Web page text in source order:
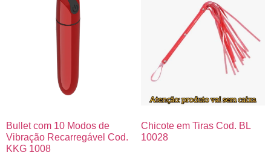
Bullet com 10 Modos de
Vibração Recarregável Cod.
KKG 1008
Chicote em Tiras Cod. BL
10028